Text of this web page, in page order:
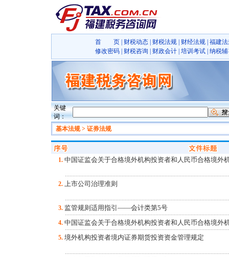
首 页 财税动态 财税法规 财经法规 福建
修改密码
财税咨询 财政会计 培训考试 纳税
关键
词：
基本法规 > 证券法规
1. 中国证监会关于合格境外机构投资者和人民币合格境外
2. 上市公司治理准则
3. 监管规则适用指引——会计类第5号
4. 中国证监会关于合格境外机构投资者和人民币合格境外
5. 境外机构投资者境内证券期货投资资金管理规定